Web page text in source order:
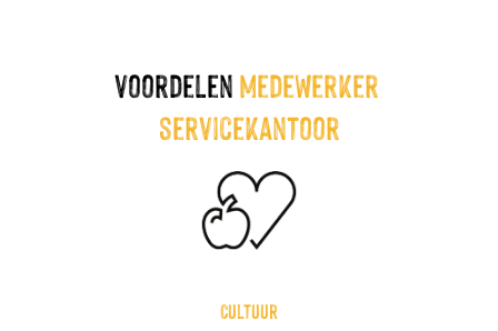
voordelen Medewerker
servicekantoor
Cultuur